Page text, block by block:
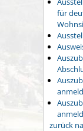
für
zurück